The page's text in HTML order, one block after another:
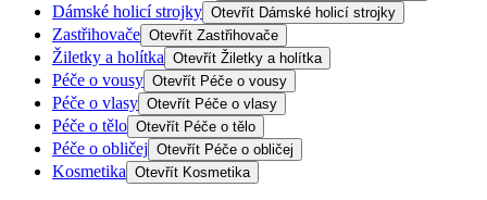
Dámské holicí strojky Otevřít Dámské holicí strojky
Zastřihovače Otevřít Zastřihovače
Žiletky a holítka Otevřít Žiletky a holítka
Péče o vousy Otevřít Péče o vousy
Péče o vlasy Otevřít Péče o vlasy
Péče o tělo Otevřít Péče o tělo
Péče o obličej Otevřít Péče o obličej
Kosmetika Otevřít Kosmetika